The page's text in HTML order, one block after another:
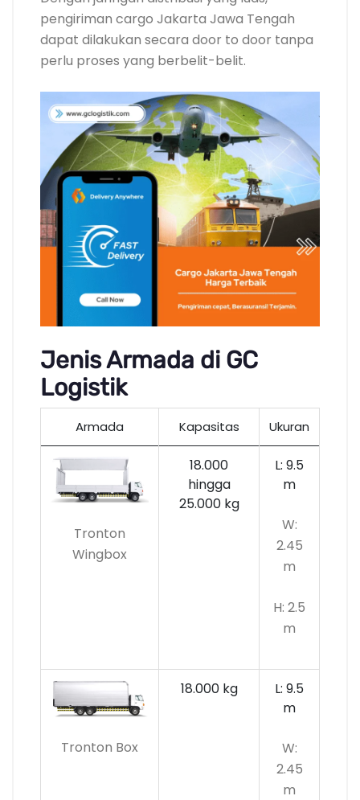
pengiriman cargo Jakarta Jawa Tengah
dapat dilakukan secara door to door tanpa
perlu proses yang berbelit-belit.
Jenis Armada di GC
Logistik
Armada Kapasitas Ukuran
Tronton
Wingbox
18.000
hingga
25.000 kg
L: 9.5
m
W:
2.45
m
H: 2.5
m
Tronton Box
18.000 kg
L: 9.5
m
W:
2.45
m